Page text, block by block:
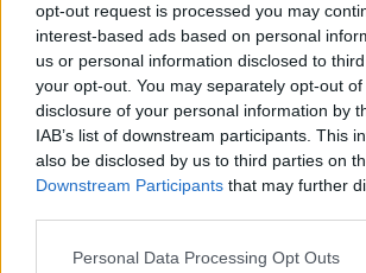
opt-out request is processed you may
interest-based ads based on personal
us or personal information disclosed to
your opt-out. You may separately opt-out
disclosure of your personal information by
IAB’s list of downstream participants. This
also be disclosed by us to third parties on
Downstream Participants that may further
Personal Data Processing Opt Outs
Deputados do PSD saúdam
Sinfónica da ARMAB pelo
certame internacional de